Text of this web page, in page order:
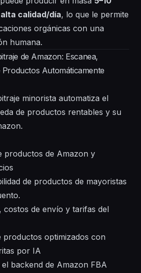
calidad/día, lo que le permite
orgánicas con una
humana.
de Amazon: Escanea,
Automáticamente
minorista automatiza el
de productos rentables y su
productos de Amazon y
de productos de mayoristas
costos de envío y tarifas del
productos optimizados con
por IA
backend de Amazon FBA